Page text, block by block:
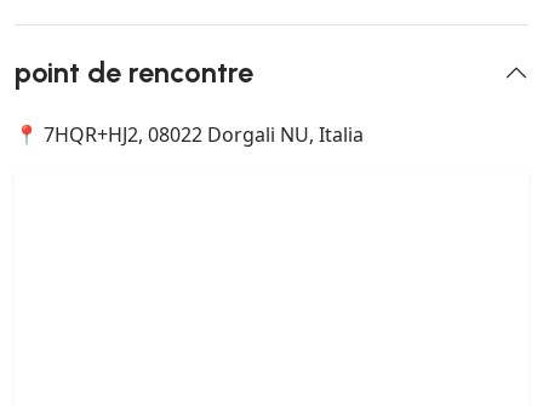
point de rencontre
📍 7HQR+HJ2, 08022 Dorgali NU, Italia